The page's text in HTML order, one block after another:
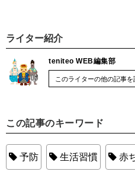
ライター紹介
teniteo WEB編集部
このライターの他の記事を
この記事のキーワード
予防 生活習慣 赤